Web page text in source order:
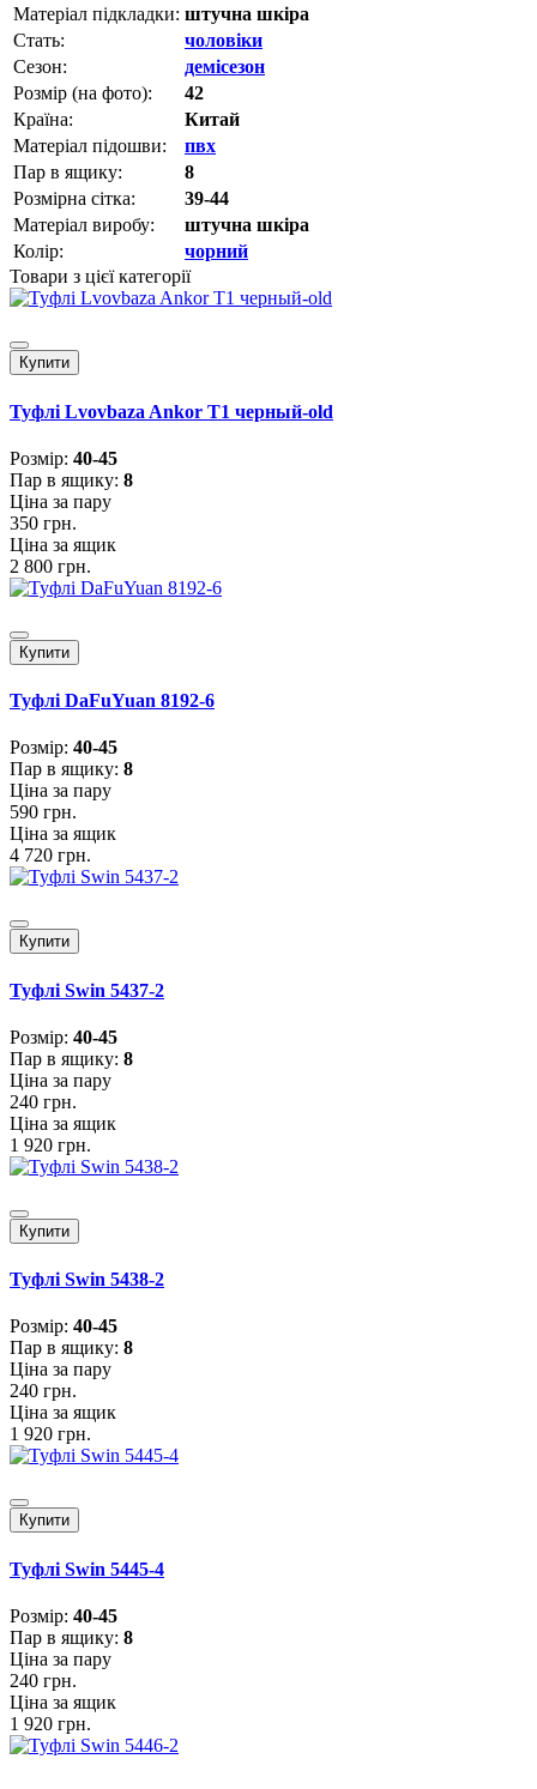
Матеріал підкладки: штучна шкіра
Стать:
чоловіки
Сезон:
демісезон
Розмір (на фото):
42
Країна:
Китай
Матеріал підошви:
пвх
Пар в ящику:
8
Розмірна сітка:
39-44
Матеріал виробу:
штучна шкіра
Колір:
чорний
Товари з цієї категорії
Купити
Туфлі Lvovbaza Ankor Т1 черный-old
Розмiр: 40-45
Пар в ящику: 8
Ціна за пару
350 грн.
Ціна за ящик
2 800 грн.
Купити
Туфлі DaFuYuan 8192-6
Розмiр: 40-45
Пар в ящику: 8
Ціна за пару
590 грн.
Ціна за ящик
4 720 грн.
Купити
Туфлі Swin 5437-2
Розмiр: 40-45
Пар в ящику: 8
Ціна за пару
240 грн.
Ціна за ящик
1 920 грн.
Купити
Туфлі Swin 5438-2
Розмiр: 40-45
Пар в ящику: 8
Ціна за пару
240 грн.
Ціна за ящик
1 920 грн.
Купити
Туфлі Swin 5445-4
Розмiр: 40-45
Пар в ящику: 8
Ціна за пару
240 грн.
Ціна за ящик
1 920 грн.